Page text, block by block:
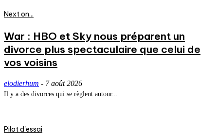
Next on...
War : HBO et Sky nous préparent un
divorce plus spectaculaire que celui de
vos voisins
elodierhum - 7 août 2026
Il y a des divorces qui se règlent autour...
Pilot d'essai